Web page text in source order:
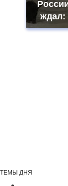
ждал:
ТЕМЫ ДНЯ